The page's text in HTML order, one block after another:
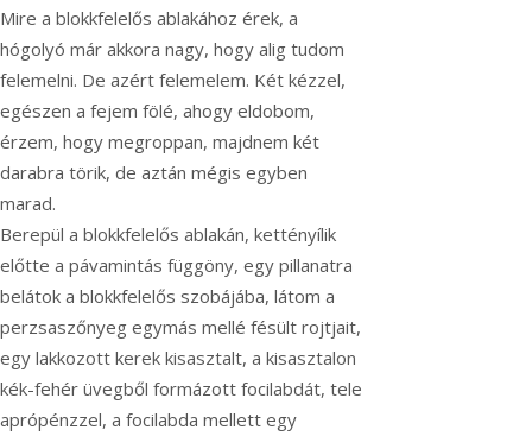
Mire a blokkfelelős ablakához érek, a
hógolyó már akkora nagy, hogy alig tudom
felemelni. De azért felemelem. Két kézzel,
egészen a fejem fölé, ahogy eldobom,
érzem, hogy megroppan, majdnem két
darabra törik, de aztán mégis egyben
marad.
Berepül a blokkfelelős ablakán, kettényílik
előtte a pávamintás függöny, egy pillanatra
belátok a blokkfelelős szobájába, látom a
perzsaszőnyeg egymás mellé fésült rojtjait,
egy lakkozott kerek kisasztalt, a kisasztalon
kék-fehér üvegből formázott focilabdát, tele
aprópénzzel, a focilabda mellett egy